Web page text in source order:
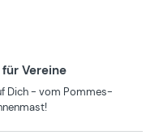
Vereine
Dich - vom Pommes-